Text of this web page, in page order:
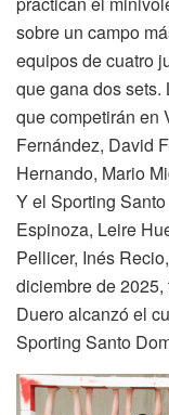
sobre un campo
equipos de cuatro
que gana dos
que competirán en
Fernández, David
Hernando, Mario
Y el Sporting
Espinoza, Leire
Pellicer, Inés
diciembre de
Duero alcanzó el
Sporting Santo